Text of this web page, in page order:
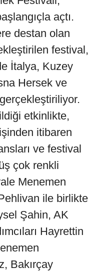
açtı.
destan olan
festival,
İtalya, Kuzey
Hersek ve
etkinlikte,
itibaren
ve festival
çok renkli
Menemen
ile birlikte
Şahin, AK
Hayrettin
Bakırçay